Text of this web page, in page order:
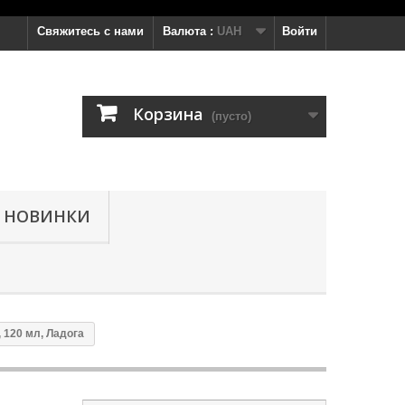
Войти
Валюта : UAH
Свяжитесь с нами
Корзина (пусто)
НОВИНКИ
мл, Ладога